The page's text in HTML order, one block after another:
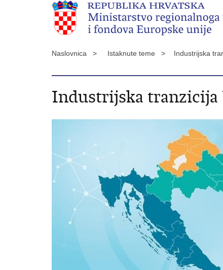
Naslovnica > Istaknute teme > Industrijska
Industrijska tranzicija